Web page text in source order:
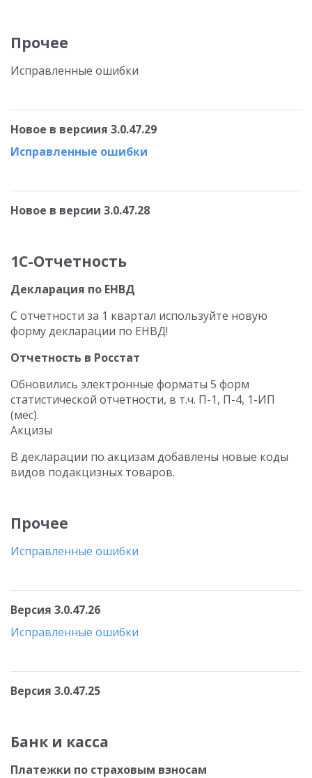
Прочее
Исправленные ошибки
Новое в версиия 3.0.47.29
Исправленные ошибки
Новое в версии 3.0.47.28
1С-Отчетность
Декларация по ЕНВД
С отчетности за 1 квартал используйте новую
форму декларации по ЕНВД!
Отчетность в Росстат
Обновились электронные форматы 5 форм
статистической отчетности, в т.ч. П-1, П-4, 1-ИП
(мес).
Акцизы
В декларации по акцизам добавлены новые коды
видов подакцизных товаров.
Прочее
Исправленные ошибки
Версия 3.0.47.26
Исправленные ошибки
Версия 3.0.47.25
Банк и касса
Платежки по страховым взносам